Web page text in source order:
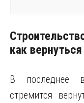
как
В последнее
стремится